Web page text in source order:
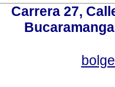
Carrera 27,